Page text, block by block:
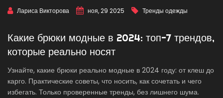
Лариса Викторова ноя, 29 2025 Тренды одежды
Какие брюки модные в 2024: топ-7 трендов,
которые реально носят
Узнайте, какие брюки реально модные в 2024 году: от клеш до
карго. Практические советы, что носить, как сочетать и чего
избегать. Только проверенные тренды, без лишнего шума.